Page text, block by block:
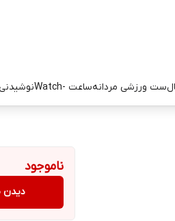
ست ورزشی مردانهساعت -Watch
ناموجود
دیدن